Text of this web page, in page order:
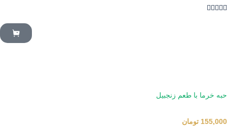

حبه خرما با طعم زنجبیل
155,000 تومان